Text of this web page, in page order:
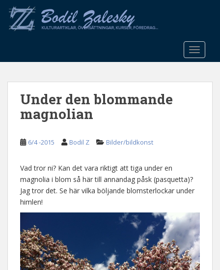
o
Under den blommande
magnolian
6/4 -2015 Bodil Z Bilder/bildkonst
Vad tror ni? Kan det vara riktigt att tiga under en
magnolia i blom så här till annandag påsk (pasquetta)?
Jag tror det. Se här vilka böljande blomsterlockar under
himlen!